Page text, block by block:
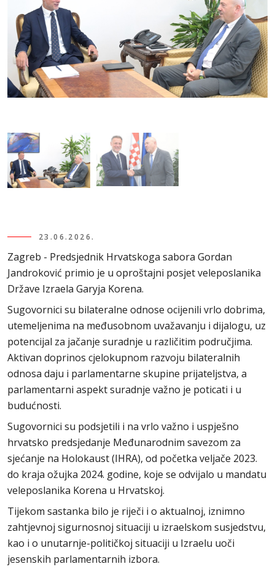
23.06.2026.
Zagreb - Predsjednik Hrvatskoga sabora Gordan
Jandroković primio je u oproštajni posjet veleposlanika
Države Izraela Garyja Korena.
Sugovornici su bilateralne odnose ocijenili vrlo dobrima,
utemeljenima na međusobnom uvažavanju i dijalogu, uz
potencijal za jačanje suradnje u različitim područjima.
Aktivan doprinos cjelokupnom razvoju bilateralnih
odnosa daju i parlamentarne skupine prijateljstva, a
parlamentarni aspekt suradnje važno je poticati i u
budućnosti.
Sugovornici su podsjetili i na vrlo važno i uspješno
hrvatsko predsjedanje Međunarodnim savezom za
sjećanje na Holokaust (IHRA), od početka veljače 2023.
do kraja ožujka 2024. godine, koje se odvijalo u mandatu
veleposlanika Korena u Hrvatskoj.
Tijekom sastanka bilo je riječi i o aktualnoj, iznimno
zahtjevnoj sigurnosnoj situaciji u izraelskom susjedstvu,
kao i o unutarnje-političkoj situaciji u Izraelu uoči
jesenskih parlamentarnih izbora.